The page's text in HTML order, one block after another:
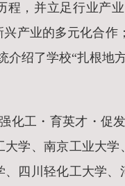
程，并立足行业产
产业的多元化合
介绍了学校“扎根地
化工・育英才・促
大学、南京工业大
、四川轻化工大学